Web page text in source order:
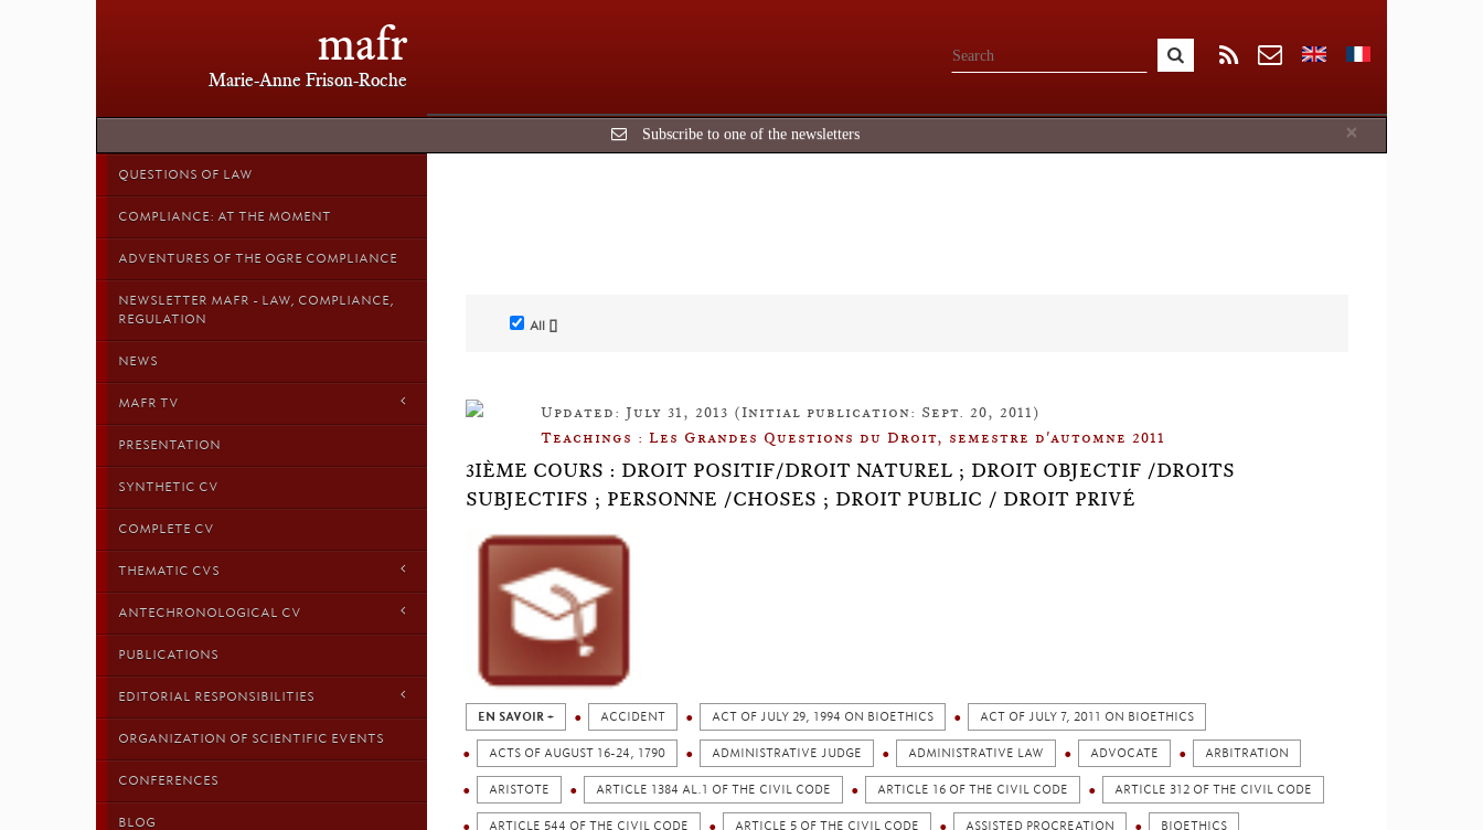
mafr
Marie-Anne Frison-Roche
×
Subscribe to one of the newsletters
QUESTIONS OF LAW
COMPLIANCE: AT THE MOMENT
ADVENTURES OF THE OGRE COMPLIANCE
NEWSLETTER MAFR - LAW, COMPLIANCE,
REGULATION
NEWS
MAFR TV
PRESENTATION
SYNTHETIC CV
COMPLETE CV
THEMATIC CVS
ANTECHRONOLOGICAL CV
PUBLICATIONS
EDITORIAL RESPONSIBILITIES
ORGANIZATION OF SCIENTIFIC EVENTS
CONFERENCES
BLOG
All []
Updated: July 31, 2013 (Initial publication: Sept. 20, 2011)
Teachings : Les Grandes Questions du Droit, semestre d'automne 2011
3IÈME COURS : DROIT POSITIF/DROIT NATUREL ; DROIT OBJECTIF /DROITS
SUBJECTIFS ; PERSONNE /CHOSES ; DROIT PUBLIC / DROIT PRIVÉ
EN SAVOIR + ACCIDENT ACT OF JULY 29, 1994 ON BIOETHICS ACT OF JULY 7, 2011 ON BIOETHICS
ACTS OF AUGUST 16-24, 1790 ADMINISTRATIVE JUDGE ADMINISTRATIVE LAW ADVOCATE ARBITRATION
ARISTOTE ARTICLE 1384 AL.1 OF THE CIVIL CODE ARTICLE 16 OF THE CIVIL CODE ARTICLE 312 OF THE CIVIL CODE
ARTICLE 544 OF THE CIVIL CODE ARTICLE 5 OF THE CIVIL CODE ASSISTED PROCREATION BIOETHICS